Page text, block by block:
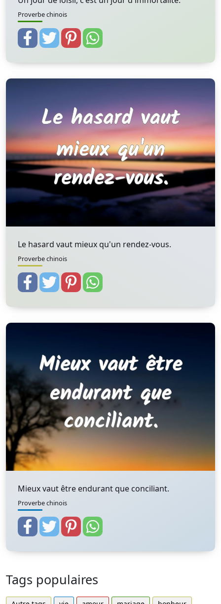
Proverbe chinois
Le hasard vaut mieux qu'un rendez-vous.
Proverbe chinois
Mieux vaut être endurant que conciliant.
Proverbe chinois
Tags populaires